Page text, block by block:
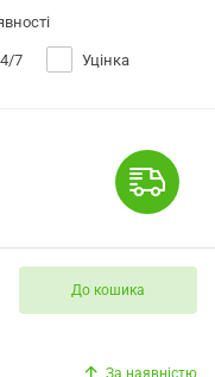
7 Уцінка
До кошика
За наявністю